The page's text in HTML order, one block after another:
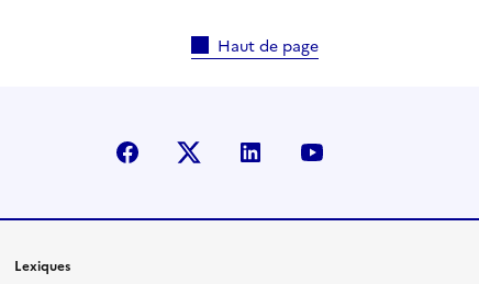
Haut de page
facebook X (anciennement Twitter)
linkedin
Lexiques